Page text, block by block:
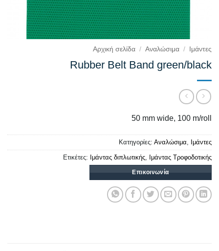
Αρχική σελίδα / Αναλώσιμα / Ιμάντες
Rubber Βelt Βand green/black
50 mm wide, 100 m/roll
Κατηγορίες: Αναλώσιμα, Ιμάντες
Ετικέτες: Ιμάντας διπλωτικής, Ιμάντας Τροφοδοτικής
Επικοινωνία